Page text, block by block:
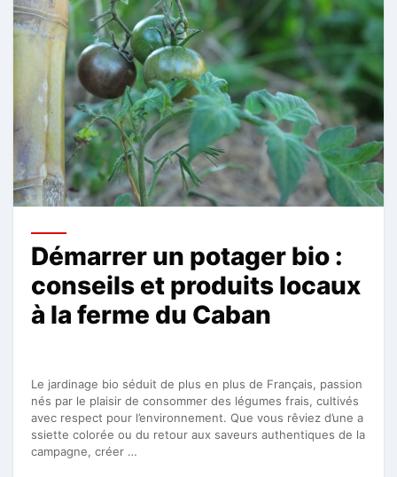
Démarrer un potager bio :
conseils et produits locaux
à la ferme du Caban
Le jardinage bio séduit de plus en plus de Français, passion
nés par le plaisir de consommer des légumes frais, cultivés
avec respect pour l’environnement. Que vous rêviez d’une a
ssiette colorée ou du retour aux saveurs authentiques de la
campagne, créer …